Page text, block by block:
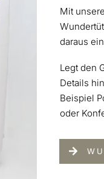
Mit
daraus
Legt den
Details
Beispiel
oder